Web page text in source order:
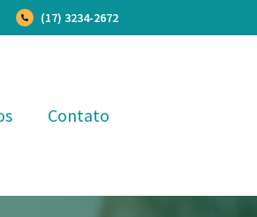
(17) 3234-2672
Contato